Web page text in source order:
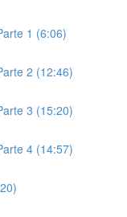
1 (6:06)
2 (12:46)
3 (15:20)
4 (14:57)